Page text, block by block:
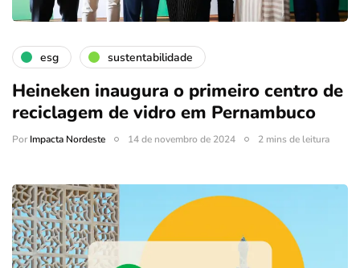
esg sustentabilidade
Heineken inaugura o primeiro centro de
reciclagem de vidro em Pernambuco
PorImpacta Nordeste 14 de novembro de 2024 2 mins de leitura